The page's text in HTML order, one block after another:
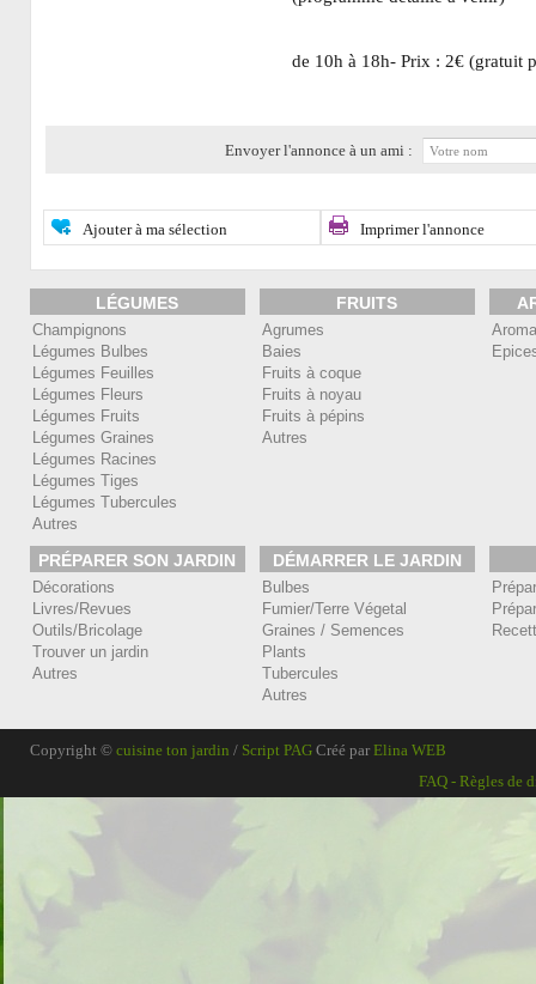
de 10h à 18h- Prix : 2€ (gratuit
Envoyer l'annonce à un ami :
Ajouter à ma sélection Imprimer l'annonce
LÉGUMES
Champignons
Légumes Bulbes
Légumes Feuilles
Légumes Fleurs
Légumes Fruits
Légumes Graines
Légumes Racines
Légumes Tiges
Légumes Tubercules
Autres
FRUITS
Agrumes
Baies
Fruits à coque
Fruits à noyau
Fruits à pépins
Autres
PRÉPARER SON JARDIN
Décorations
Livres/Revues
Outils/Bricolage
Trouver un jardin
Autres
DÉMARRER LE JARDIN
Bulbes
Fumier/Terre Végetal
Graines / Semences
Plants
Tubercules
Autres
Copyright © cuisine ton jardin / Script PAG Créé par Elina WEB
FAQ - Règles de